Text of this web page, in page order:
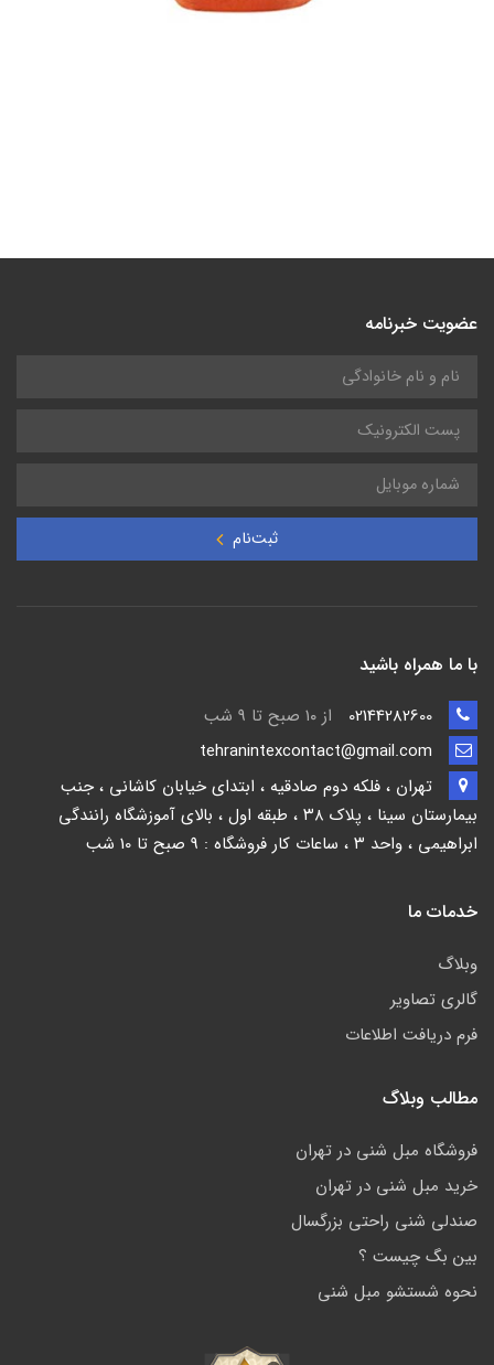
عضویت خبرنامه
ثبت‌نام
با ما همراه باشید
از ۱۰ صبح تا 9 شب
تهران ، فلکه دوم صادقیه ، ابتدای خیابان کاشانی ، جنب
بیمارستان سینا ، پلاک ۳۸ ، طبقه اول ، بالای آموزشگاه رانندگی
ابراهیمی ، واحد ۳ ، ساعات کار فروشگاه : 9 صبح تا 10 شب
خدمات ما
وبلاگ
گالری تصاویر
فرم دریافت اطلاعات
مطالب وبلاگ
فروشگاه مبل شنی در تهران
خرید مبل شنی در تهران
صندلی شنی راحتی بزرگسال
بین بگ چیست ؟
نحوه شستشو مبل شنی